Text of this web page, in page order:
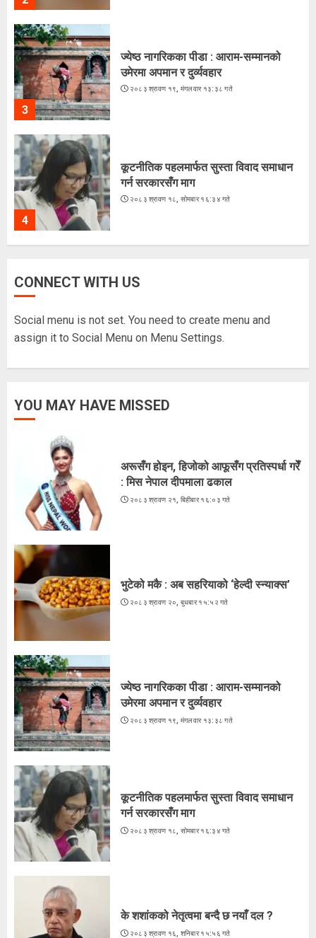
3
ज्येष्ठ नागरिकका पीडा : आराम-सम्मानको
उमेरमा अपमान र दुर्व्यवहार
२०८३ श्रावण १९, मंगलवार १३:३८ गते
4
कूटनीतिक पहलमार्फत सुस्ता विवाद समाधान
गर्न सरकारसँग माग
२०८३ श्रावण १८, सोमबार १६:३४ गते
के शशांकको नेतृत्वमा बन्दै छ नयाँ दल ?
: मिस नेपाल दीपमाला ढकाल
2
भुटेको मकै : अब सहरियाको ‘हेल्दी स्न्याक्स’
3
ज्येष्ठ नागरिकका पीडा : आराम-सम्मानको
CONNECT WITH US
Social menu is not set. You need to create menu and
assign it to Social Menu on Menu Settings.
YOU MAY HAVE MISSED
अरूसँग होइन, हिजोको आफूसँग प्रतिस्पर्धा गरेँ
: मिस नेपाल दीपमाला ढकाल
२०८३ श्रावण २१, बिहीबार १६:०३ गते
भुटेको मकै : अब सहरियाको ‘हेल्दी स्न्याक्स’
२०८३ श्रावण २०, बुधबार १५:५२ गते
ज्येष्ठ नागरिकका पीडा : आराम-सम्मानको
उमेरमा अपमान र दुर्व्यवहार
२०८३ श्रावण १९, मंगलवार १३:३८ गते
कूटनीतिक पहलमार्फत सुस्ता विवाद समाधान
गर्न सरकारसँग माग
२०८३ श्रावण १८, सोमबार १६:३४ गते
के शशांकको नेतृत्वमा बन्दै छ नयाँ दल ?
२०८३ श्रावण १६, शनिबार १५:५६ गते